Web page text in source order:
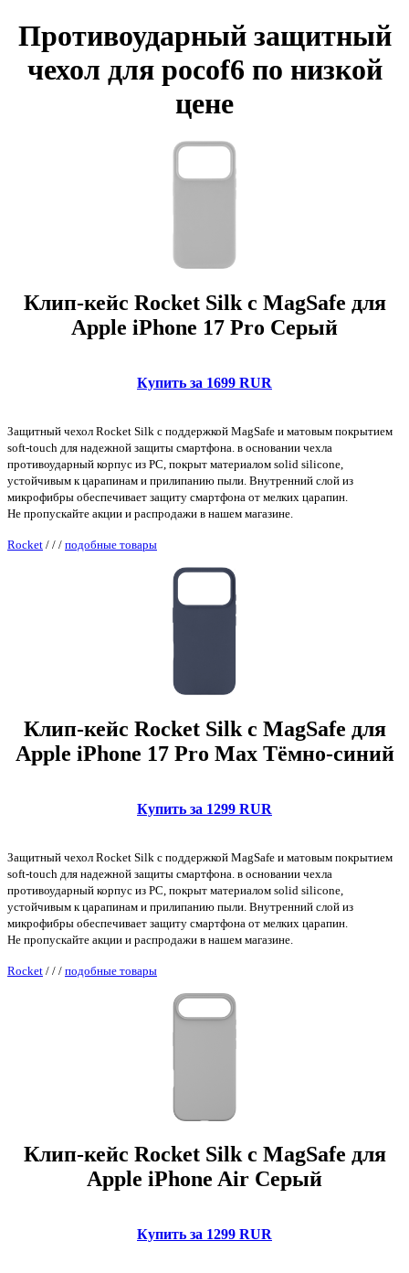
Противоударный защитный
чехол для pocof6 по низкой
цене
Клип-кейс Rocket Silk с MagSafe для
Apple iPhone 17 Pro Серый
Купить за 1699 RUR
Защитный чехол Rocket Silk с поддержкой MagSafe и матовым покрытием
soft-touch для надежной защиты смартфона. в основании чехла
противоударный корпус из PC, покрыт материалом solid silicone,
устойчивым к царапинам и прилипанию пыли. Внутренний слой из
микрофибры обеспечивает защиту смартфона от мелких царапин.
Не пропускайте акции и распродажи в нашем магазине.
Rocket / / / подобные товары
Клип-кейс Rocket Silk с MagSafe для
Apple iPhone 17 Pro Max Тёмно-синий
Купить за 1299 RUR
Защитный чехол Rocket Silk с поддержкой MagSafe и матовым покрытием
soft-touch для надежной защиты смартфона. в основании чехла
противоударный корпус из PC, покрыт материалом solid silicone,
устойчивым к царапинам и прилипанию пыли. Внутренний слой из
микрофибры обеспечивает защиту смартфона от мелких царапин.
Не пропускайте акции и распродажи в нашем магазине.
Rocket / / / подобные товары
Клип-кейс Rocket Silk с MagSafe для
Apple iPhone Air Серый
Купить за 1299 RUR